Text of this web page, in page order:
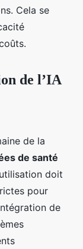
Cela se
de l’IA
de la
de santé
doit
pour
de